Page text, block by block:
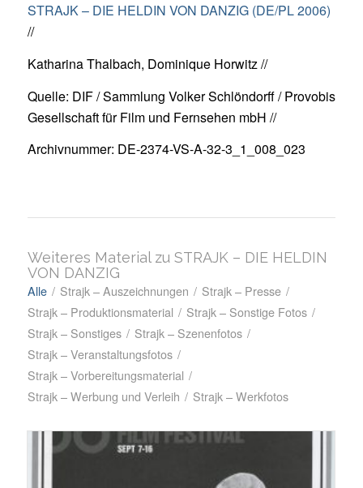
STRAJK – DIE HELDIN VON DANZIG (DE/PL 2006)
//
Katharina Thalbach, Dominique Horwitz //
Quelle: DIF / Sammlung Volker Schlöndorff / Provobis
Gesellschaft für Film und Fernsehen mbH //
Archivnummer: DE-2374-VS-A-32-3_1_008_023
Weiteres Material zu STRAJK – DIE HELDIN
VON DANZIG
Alle / Strajk – Auszeichnungen / Strajk – Presse /
Strajk – Produktionsmaterial / Strajk – Sonstige Fotos /
Strajk – Sonstiges / Strajk – Szenenfotos /
Strajk – Veranstaltungsfotos /
Strajk – Vorbereitungsmaterial /
Strajk – Werbung und Verleih / Strajk – Werkfotos